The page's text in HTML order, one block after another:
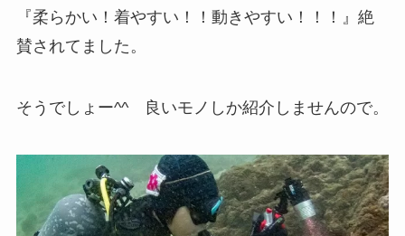
『柔らかい！着やすい！！動きやすい！！！』絶
賛されてました。
そうでしょー^^ 良いモノしか紹介しませんので。